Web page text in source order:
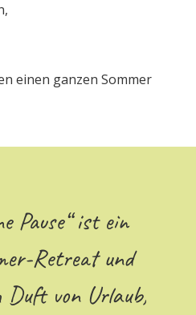
einen ganzen Sommer
Pause“ ist ein
Retreat und
von Urlaub,